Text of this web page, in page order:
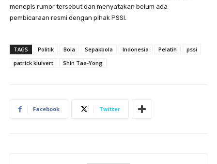
menepis rumor tersebut dan menyatakan belum ada
pembicaraan resmi dengan pihak PSSI.
TAGS Politik Bola Sepakbola Indonesia Pelatih
pssi
patrick kluivert
Shin Tae-Yong
Facebook Twitter